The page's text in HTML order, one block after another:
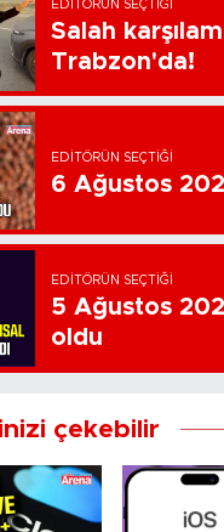
EDITÖRÜN SEÇTIĞI
Salah
Trabzon'da!
EDITÖRÜN SEÇTIĞI
6 Ağustos
EDITÖRÜN SEÇTIĞI
5 Ağustos
oldu
çekebilir